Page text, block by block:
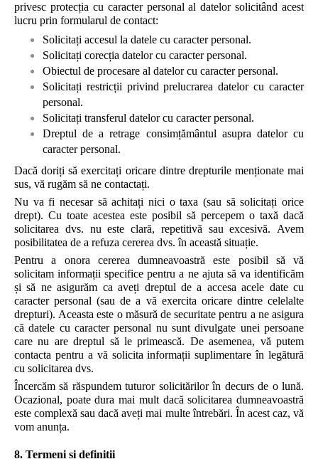
privesc protecția cu caracter personal al datelor solicitând acest
lucru prin formularul de contact:
Solicitați accesul la datele cu caracter personal.
Solicitați corecția datelor cu caracter personal.
Obiectul de procesare al datelor cu caracter personal.
Solicitați restricții privind prelucrarea datelor cu caracter
personal.
Solicitați transferul datelor cu caracter personal.
Dreptul de a retrage consimțământul asupra datelor cu
caracter personal.
Dacă doriți să exercitați oricare dintre drepturile menționate mai
sus, vă rugăm să ne contactați.
Nu va fi necesar să achitați nici o taxa (sau să solicitați orice
drept). Cu toate acestea este posibil să percepem o taxă dacă
solicitarea dvs. nu este clară, repetitivă sau excesivă. Avem
posibilitatea de a refuza cererea dvs. în această situație.
Pentru a onora cererea dumneavoastră este posibil să vă
solicitam informații specifice pentru a ne ajuta să va identificăm
și să ne asigurăm ca aveți dreptul de a accesa acele date cu
caracter personal (sau de a vă exercita oricare dintre celelalte
drepturi). Aceasta este o măsură de securitate pentru a ne asigura
că datele cu caracter personal nu sunt divulgate unei persoane
care nu are dreptul să le primească. De asemenea, vă putem
contacta pentru a vă solicita informații suplimentare în legătură
cu solicitarea dvs.
Încercăm să răspundem tuturor solicitărilor în decurs de o lună.
Ocazional, poate dura mai mult dacă solicitarea dumneavoastră
este complexă sau dacă aveți mai multe întrebări. În acest caz, vă
vom anunța.
8. Termeni și definiții